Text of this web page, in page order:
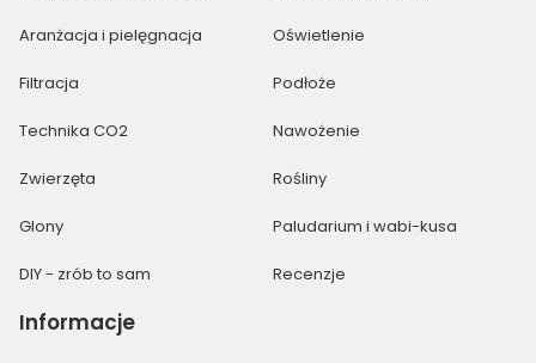
Aranżacja i pielęgnacja Oświetlenie
Filtracja Podłoże
Technika CO2 Nawożenie
Zwierzęta Rośliny
Glony Paludarium i wabi-kusa
DIY - zrób to sam Recenzje
Informacje